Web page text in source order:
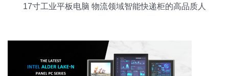
17寸工业平板电脑 物流领域智能快递柜的高品质人